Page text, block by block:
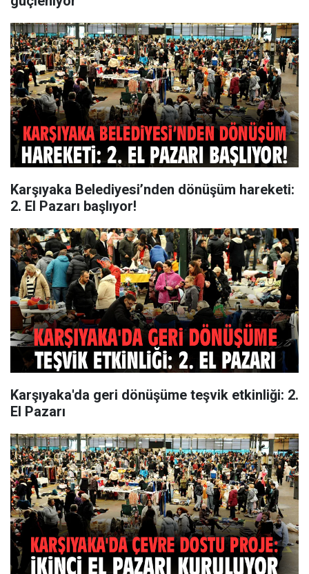
Karşıyaka Belediyesi’nden dönüşüm hareketi:
2. El Pazarı başlıyor!
Karşıyaka'da geri dönüşüme teşvik etkinliği: 2.
El Pazarı